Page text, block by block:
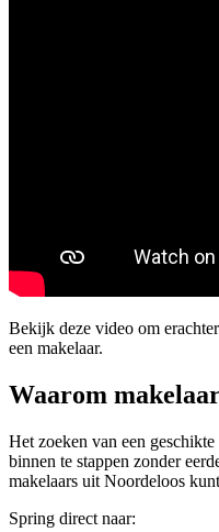
Bekijk deze video om
een makelaar.
Waarom
Het zoeken van een
binnen te stappen zonder
makelaars uit Noordeloos
Spring direct naar: